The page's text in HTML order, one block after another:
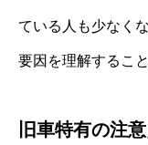
ている人も少なく
要因を理解するこ
旧車特有の注